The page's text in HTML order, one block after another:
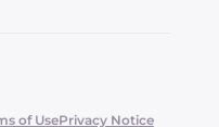
of UsePrivacy Notice